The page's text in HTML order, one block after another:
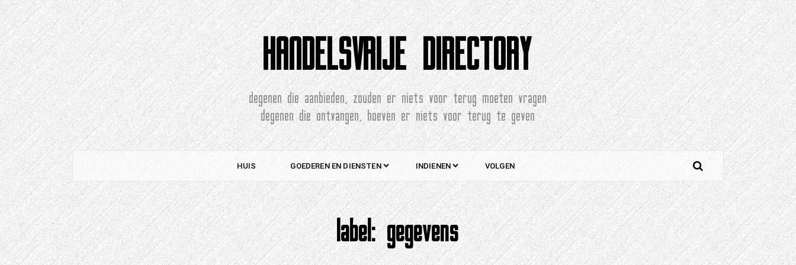
Doorgaan
naar
artikel
HANDELSVRIJE DIRECTORY
degenen die aanbieden, zouden er niets voor terug moeten vragen
degenen die ontvangen, hoeven er niets voor terug te geven
HUIS GOEDEREN EN DIENSTEN INDIENEN VOLGEN
label:gegevens